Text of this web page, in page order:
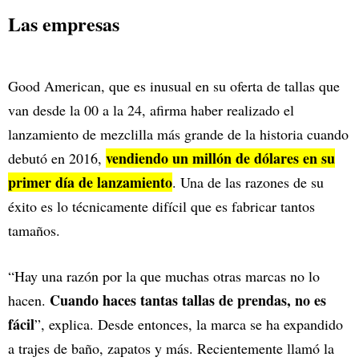
Las empresas
Good American, que es inusual en su oferta de tallas que
van desde la 00 a la 24, afirma haber realizado el
lanzamiento de mezclilla más grande de la historia cuando
debutó en 2016, vendiendo un millón de dólares en su
primer día de lanzamiento. Una de las razones de su
éxito es lo técnicamente difícil que es fabricar tantos
tamaños.
“Hay una razón por la que muchas otras marcas no lo
hacen. Cuando haces tantas tallas de prendas, no es
fácil”, explica. Desde entonces, la marca se ha expandido
a trajes de baño, zapatos y más. Recientemente llamó la